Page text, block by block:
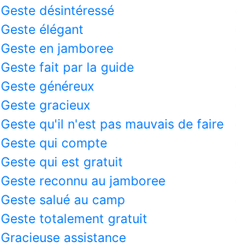
Geste désintéressé
Geste élégant
Geste en jamboree
Geste fait par la guide
Geste généreux
Geste gracieux
Geste qu'il n'est pas mauvais de faire
Geste qui compte
Geste qui est gratuit
Geste reconnu au jamboree
Geste salué au camp
Geste totalement gratuit
Gracieuse assistance